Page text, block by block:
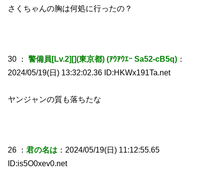
さくちゃんの胸は何処に行ったの？
30 ： 警備員[Lv.2][](東京都) (ｱｳｱｳｴｰ Sa52-cB5q) ：
2024/05/19(日) 13:32:02.36 ID:HKWx191Ta.net
ヤンジャンの質も落ちたな
26 ：君の名は ：2024/05/19(日) 11:12:55.65
ID:is5O0xev0.net